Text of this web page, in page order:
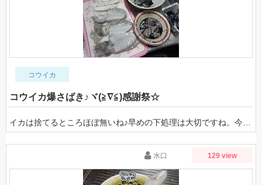
コウイカ
コウイカ爆さばき♪ヾ(≧∇≦)感謝祭☆
水口 129 view